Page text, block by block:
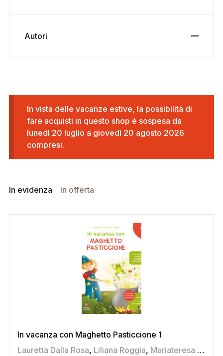
In vista delle vacanze estive, la possibilità di
fare acquisti in questo shop è sospesa da
lunedì 20 luglio a giovedì 20 agosto 2026
compresi.
In evidenza In offerta
In vacanza con Maghetto Pasticcione 1
Lauretta Dalla Rosa, Liliana Roggia, Mariateresa Pozza
Autori